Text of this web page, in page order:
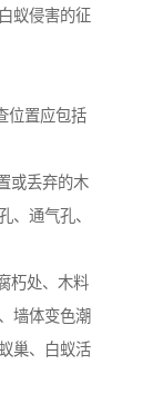
蚁侵害的征
位置应包括
或丢弃的木
、通气孔、
朽处、木料
墙体变色潮
巢、白蚁活